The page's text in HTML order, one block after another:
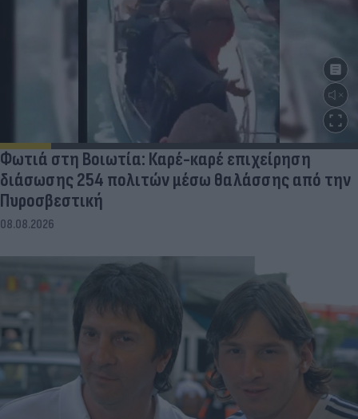
Φωτιά στη Βοιωτία: Καρέ-καρέ επιχείρηση
διάσωσης 254 πολιτών μέσω θαλάσσης από την
Πυροσβεστική
08.08.2026